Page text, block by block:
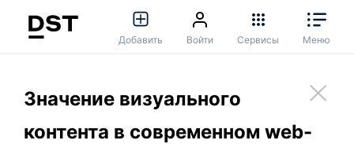
Добавить Войти Сервисы Меню
Значение визуального
контента в современном web-